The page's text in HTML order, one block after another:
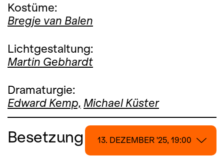
Kostüme:
Bregje van Balen
Lichtgestaltung:
Martin Gebhardt
Dramaturgie:
Edward Kemp, Michael Küster
Besetzung 13. DEZEMBER '25, 19:00